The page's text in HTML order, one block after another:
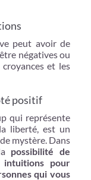
peut avoir de
négatives ou
et les
positif
qui représente
liberté, est un
mystère. Dans
possibilité de
pour
qui vous